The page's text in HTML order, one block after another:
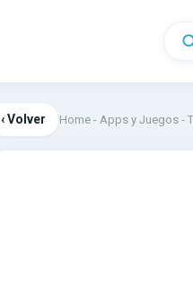
‹ Volver Home - Apps y Juegos -